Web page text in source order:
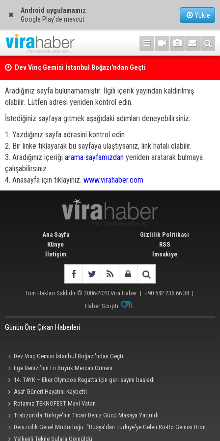
Android uygulamamız
Google Play'de mevcut
Yükle
Dev Vinç Gemisi İstanbul Boğazı'ndan Geçti
Aradığınız sayfa bulunamamıştır. İlgili içerik yayından kaldırılmış
olabilir. Lütfen adresi yeniden kontrol edin.
İstediğiniz sayfaya gitmek aşağıdaki adımları deneyebilirsiniz:
1. Yazdığınız sayfa adresini kontrol edin
2. Bir linke tıklayarak bu sayfaya ulaştıysanız, link hatalı olabilir.
3. Aradığınız içeriği arama sayfamızdan yeniden aratarak bulmaya
çalışabilirsiniz.
4. Anasayfa için tıklayınız. www.virahaber.com
Ana Sayfa
Künye
İletişim
Gizlilik Politikası
RSS
İmsakiye
Tüm Hakları Saklıdır © 2006-2020 Vira Haber | +90 542 236 66 38 |
Haber Scripti
Günün Öne Çıkan Haberleri
Dev Vinç Gemisi İstanbul Boğazı'ndan Geçti
Ege Denizi’nin En Büyük Mercan Ormanı
14. TAYK – Eker Olympos Regatta için geri sayım başladı
Asaf Güneri Hayatını Kaybetti
Rotamız TEKNOFEST Mavi Vatan
Trabzon'da Türkiye'nin Ticari Deniz Gücü Masaya Yatırıldı
Denizcilik Genel Müdürlüğü: "Rusya'dan Türkiye'ye Gelen Ro-Ro Gemisi Dron
Saldırısına Uğradı"
Yelkenli Tekne Sulara Gömüldü